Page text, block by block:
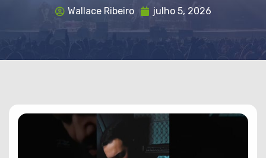
Wallace Ribeiro julho 5, 2026